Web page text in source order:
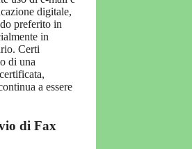
digitale,
preferito in
in
Certi
di una
a essere
di Fax